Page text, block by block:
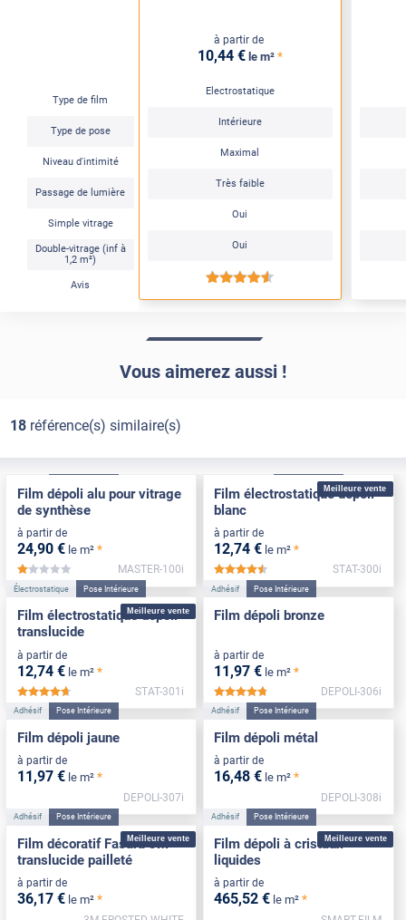
Type de film
Type de pose
Niveau d'intimité
Passage de lumière
Simple vitrage
Double-vitrage (inf à
1,2 m²)
Avis
à partir de
10,44 € le m² *
Electrostatique
Intérieure
Maximal
Très faible
Oui
Oui
*****
Vous aimerez aussi !
18référence(s) similaire(s)
Film dépoli alu pour vitrage
de synthèse
à partir de
24,90 € le m² *
*****
MASTER-100i
Meilleure vente
Film électrostatique dépoli
blanc
à partir de
12,74 € le m² *
*****
STAT-300i
Meilleure vente
Électrostatique Pose Intérieure
Film électrostatique dépoli
translucide
à partir de
12,74 € le m² *
*****
STAT-301i
Adhésif Pose Intérieure
Film dépoli bronze
à partir de
11,97 € le m² *
*****
DEPOLI-306i
Adhésif Pose Intérieure
Film dépoli jaune
à partir de
11 ,97 € le m² *
DEPOLI-307i
Adhésif Pose Intérieure
Film dépoli métal
à partir de
16,48 € le m² *
DEPOLI-308i
Meilleure vente
Adhésif Pose Intérieure
Film décoratif Fasara 3M
translucide pailleté
à partir de
36,17 € le m² *
Meilleure vente
Adhésif Pose Intérieure
Film dépoli à cristaux
liquides
à partir de
465,52 € le m² *